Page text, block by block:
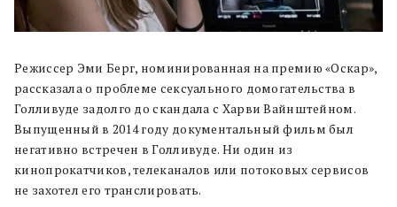
Режиссер Эми Берг, номинированная на премию «Оскар»,
рассказала о проблеме сексуального домогательства в
Голливуде задолго до скандала с Харви Вайнштейном.
Выпущенный в 2014 году документальный фильм был
негативно встречен в Голливуде. Ни один из
кинопрокатчиков, телеканалов или потоковых сервисов
не захотел его транслировать.